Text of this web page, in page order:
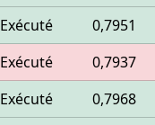
Exécuté 0,7951
Exécuté 0,7937
Exécuté 0,7968